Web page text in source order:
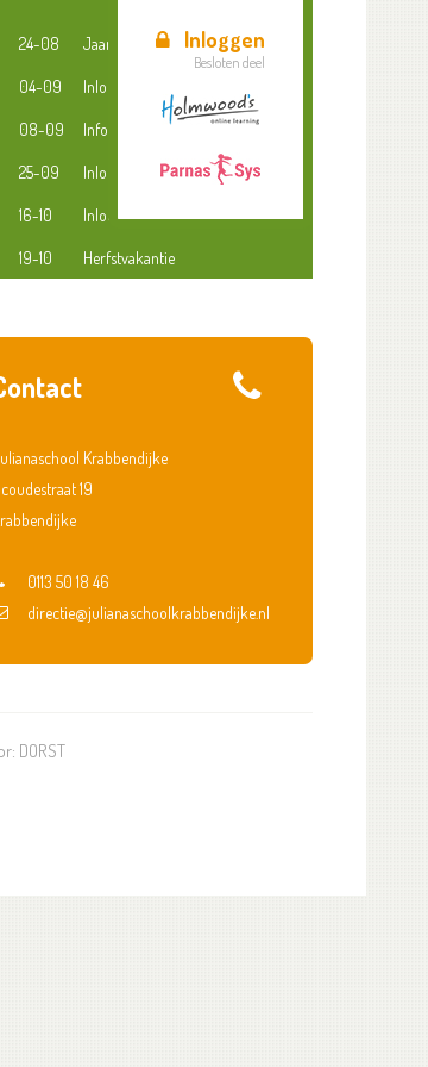
Inloggen
Besloten deel
24-08 Jaaropening
04-09 Inloopspreekuur jeugdconsulent
08-09 Informatieavond groep 3-8
25-09 Inloopspreekuur jeugdconsulent
16-10 Inloopspreekuur jeugdconsulent
19-10 Herfstvakantie
Krabbendijke
19
0113 50 18 46
directie@julianaschoolkrabbendijke.nl
DORST